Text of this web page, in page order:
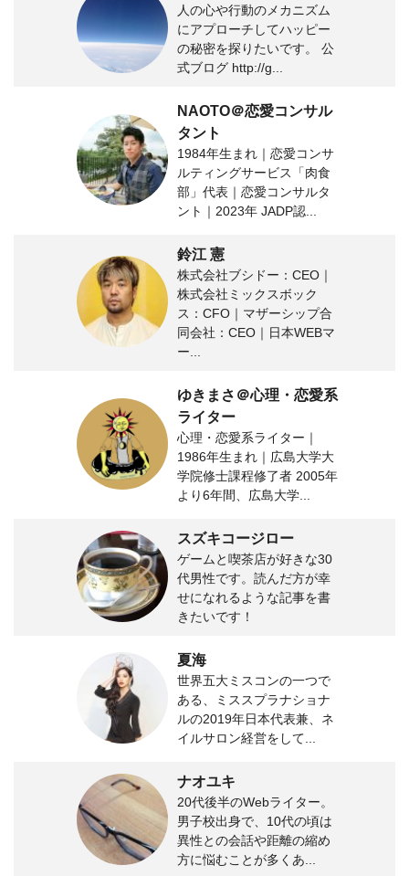
人の心や行動のメカニズム
にアプローチしてハッピー
の秘密を探りたいです。 公
式ブログ http://g...
NAOTO＠恋愛コンサル
タント
1984年生まれ｜恋愛コンサ
ルティングサービス「肉食
部」代表｜恋愛コンサルタ
ント｜2023年 JADP認...
鈴江 憲
株式会社ブシドー：CEO｜
株式会社ミックスボック
ス：CFO｜マザーシップ合
同会社：CEO｜日本WEBマ
ー...
ゆきまさ＠心理・恋愛系
ライター
心理・恋愛系ライター｜
1986年生まれ｜広島大学大
学院修士課程修了者 2005年
より6年間、広島大学...
スズキコージロー
ゲームと喫茶店が好きな30
代男性です。読んだ方が幸
せになれるような記事を書
きたいです！
夏海
世界五大ミスコンの一つで
ある、ミススプラナショナ
ルの2019年日本代表兼、ネ
イルサロン経営をして...
ナオユキ
20代後半のWebライター。
男子校出身で、10代の頃は
異性との会話や距離の縮め
方に悩むことが多くあ...